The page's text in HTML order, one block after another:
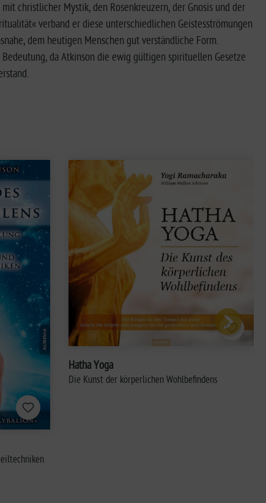
christlicher Mystik, den Rosenkreuzern, der Gnosis und der
verband er diese unterschiedlichen Geistesströmungen
dem heutigen Menschen gut verständliche Form.
da Atkinson die ewig gültigen spirituellen Gesetze
Hatha Yoga
Die Kunst der körperlichen Wohlbefindens